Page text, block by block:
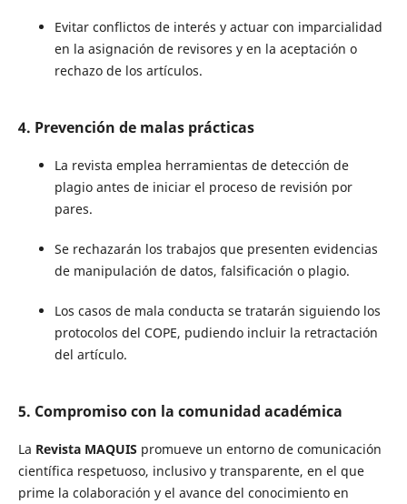
Evitar conflictos de interés y actuar con imparcialidad
en la asignación de revisores y en la aceptación o
rechazo de los artículos.
4. Prevención de malas prácticas
La revista emplea herramientas de detección de
plagio antes de iniciar el proceso de revisión por
pares.
Se rechazarán los trabajos que presenten evidencias
de manipulación de datos, falsificación o plagio.
Los casos de mala conducta se tratarán siguiendo los
protocolos del COPE, pudiendo incluir la retractación
del artículo.
5. Compromiso con la comunidad académica
La Revista MAQUIS promueve un entorno de comunicación
científica respetuoso, inclusivo y transparente, en el que
prime la colaboración y el avance del conocimiento en